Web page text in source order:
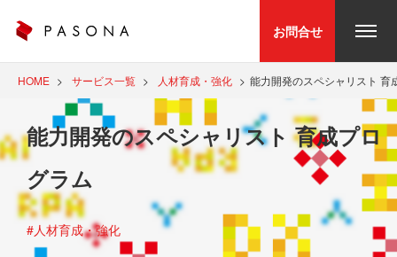
お問合せ
HOME サービス一覧 人材育成・強化 能力開発のスペシャリスト 育
能力開発のスペシャリスト 育成プロ
グラム
#人材育成・強化